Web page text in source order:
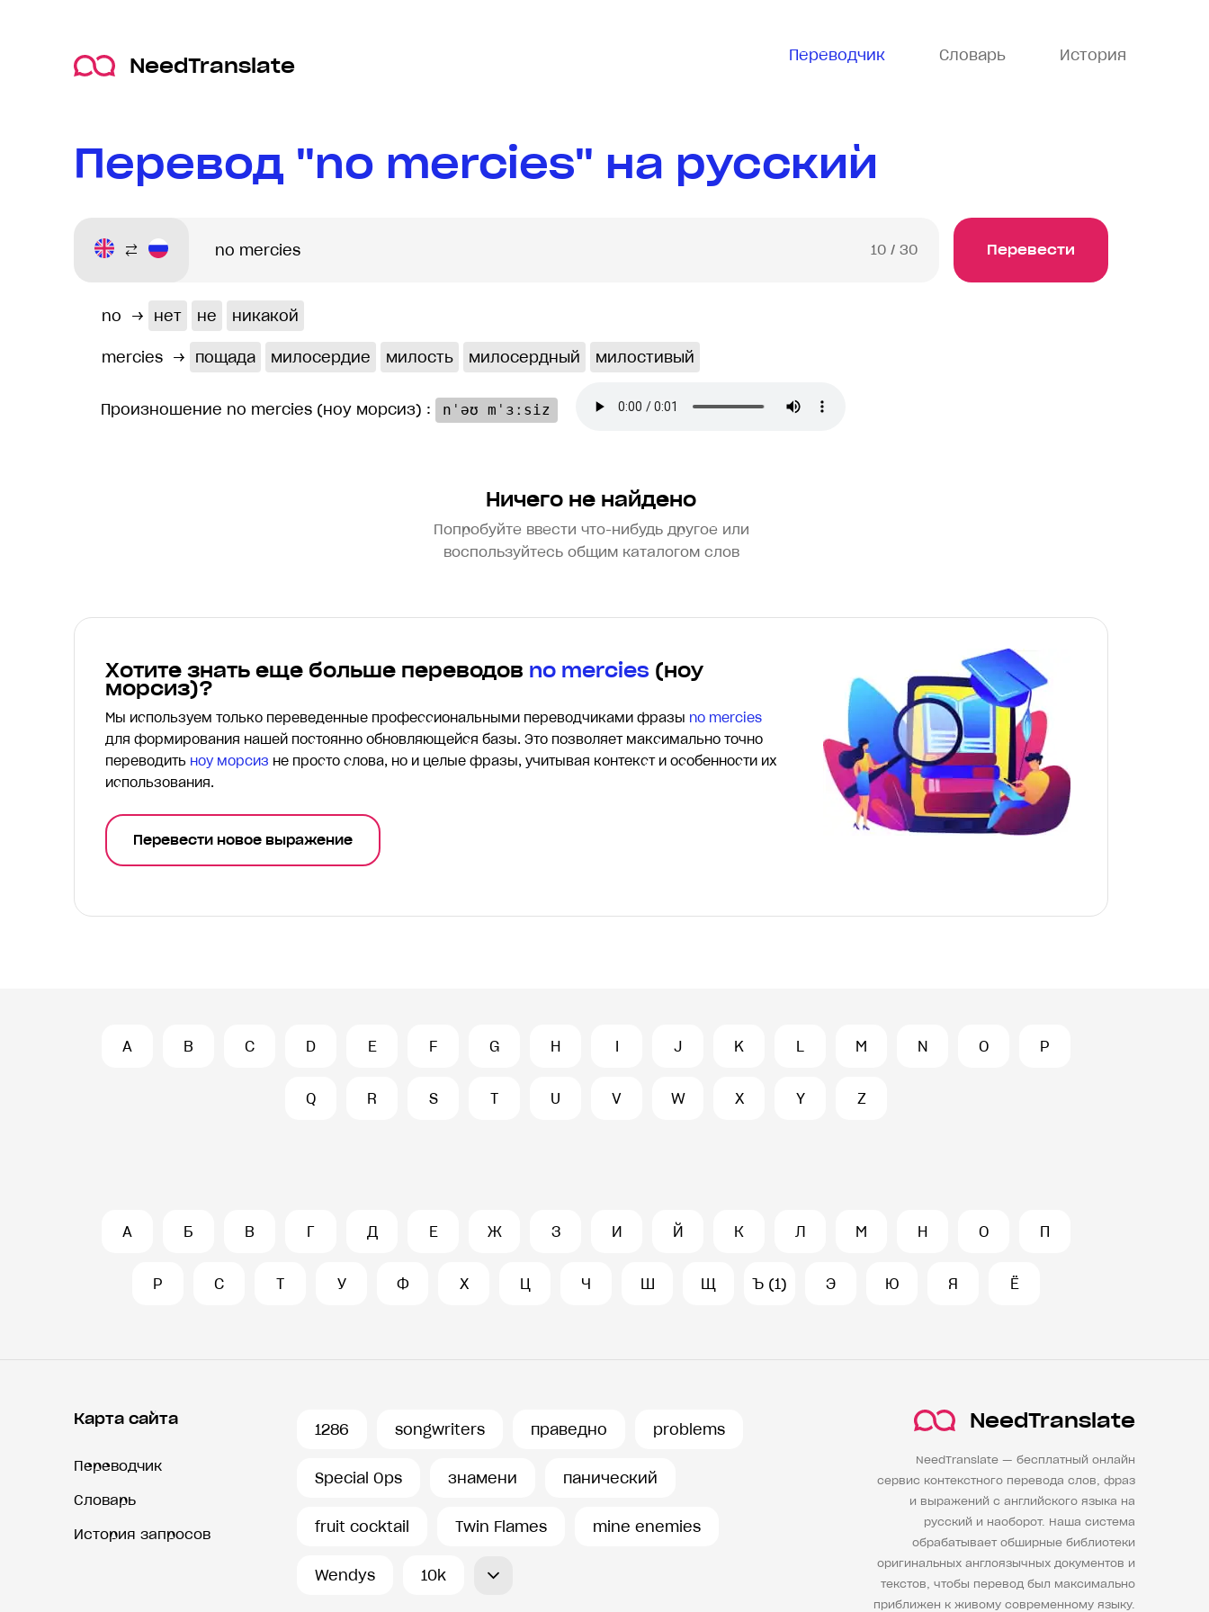
NeedTranslate Переводчик Словарь История
Перевод "no mercies" на русский
10 / 30 Перевести
no → нет не никакой
mercies → пощада милосердие милость милосердный милостивый
Произношение no mercies (ноу морсиз) : nˈəʊ mˈɜːsiz
Ничего не найдено
Попробуйте ввести что-нибудь другое или
воспользуйтесь общим каталогом слов
Хотите знать еще больше переводов no mercies (ноу
морсиз)?
Мы используем только переведенные профессиональными переводчиками фразы no mercies
для формирования нашей постоянно обновляющейся базы. Это позволяет максимально точно
переводить ноу морсиз не просто слова, но и целые фразы, учитывая контекст и особенности их
использования.
Перевести новое выражение
A B C D E F G H I J K L M N O P
Q R S T U V W X Y Z
А Б В Г Д Е Ж З И Й К Л М Н О П
Р С Т У Ф Х Ц Ч Ш Щ Ъ (1) Э Ю Я Ё
Карта сайта
Переводчик
Словарь
История запросов
1286 songwriters праведно problems
Special Ops знамени панический
fruit cocktail Twin Flames mine enemies
Wendys 10k
NeedTranslate
NeedTranslate — бесплатный онлайн
сервис контекстного перевода слов, фраз
и выражений с английского языка на
русский и наоборот. Наша система
обрабатывает обширные библиотеки
оригинальных англоязычных документов и
текстов, чтобы перевод был максимально
приближен к живому современному языку.